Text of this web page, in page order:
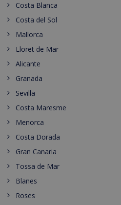
Costa Blanca
Costa del Sol
Mallorca
Lloret de Mar
Alicante
Granada
Sevilla
Costa Maresme
Menorca
Costa Dorada
Gran Canaria
Tossa de Mar
Blanes
Roses